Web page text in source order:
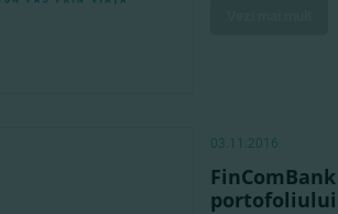
03.11.2016